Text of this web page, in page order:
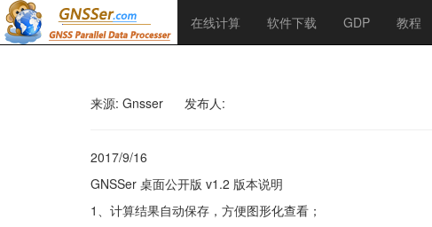
在线计算 软件下载 GDP 教程
来源: Gnsser 发布人:
2017/9/16
GNSSer 桌面公开版 v1.2 版本说明
1、计算结果自动保存，方便图形化查看；